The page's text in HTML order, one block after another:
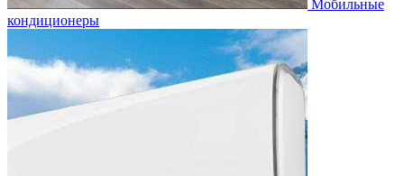
Мобильные
кондиционеры